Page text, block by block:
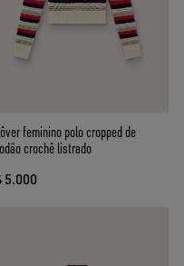
feminino polo cropped de
crochê listrado
5.000